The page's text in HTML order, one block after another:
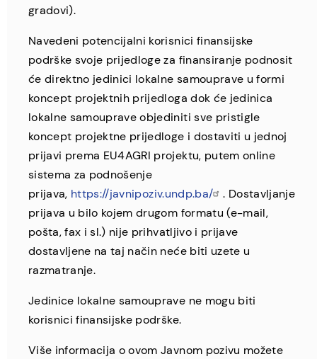
gradovi).
Navedeni potencijalni korisnici finansijske
podrške svoje prijedloge za finansiranje podnosit
će direktno jedinici lokalne samouprave u formi
koncept projektnih prijedloga dok će jedinica
lokalne samouprave objediniti sve pristigle
koncept projektne prijedloge i dostaviti u jednoj
prijavi prema EU4AGRI projektu, putem online
sistema za podnošenje
prijava, https://javnipoziv.undp.ba/
. Dostavljanje
prijava u bilo kojem drugom formatu (e-mail,
pošta, fax i sl.) nije prihvatljivo i prijave
dostavljene na taj način neće biti uzete u
razmatranje.
Jedinice lokalne samouprave ne mogu biti
korisnici finansijske podrške.
Više informacija o ovom Javnom pozivu možete